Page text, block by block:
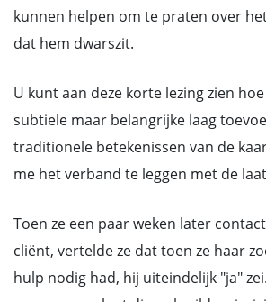
kunnen helpen om te praten over
dat hem dwarszit.
U kunt aan deze korte lezing zien
subtiele maar belangrijke laag
traditionele betekenissen van de
me het verband te leggen met de
Toen ze een paar weken later
cliënt, vertelde ze dat toen ze haar
hulp nodig had, hij uiteindelijk "ja"